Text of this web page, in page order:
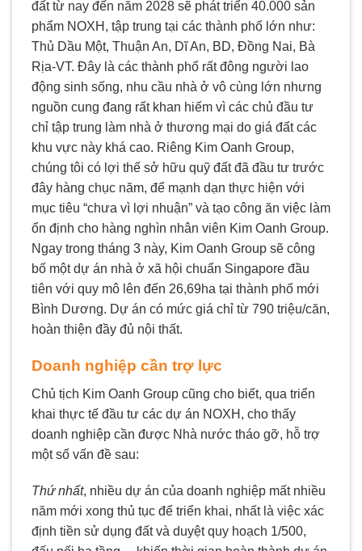
đất từ nay đến năm 2028 sẽ phát triển 40.000 sản
phẩm NOXH, tập trung tại các thành phố lớn như:
Thủ Dầu Một, Thuận An, Dĩ An, BD, Đồng Nai, Bà
Rịa-VT. Đây là các thành phố rất đông người lao
động sinh sống, nhu cầu nhà ở vô cùng lớn nhưng
nguồn cung đang rất khan hiếm vì các chủ đầu tư
chỉ tập trung làm nhà ở thương mại do giá đất các
khu vực này khá cao. Riêng Kim Oanh Group,
chúng tôi có lợi thế sở hữu quỹ đất đã đầu tư trước
đây hàng chục năm, để mạnh dạn thực hiện với
mục tiêu “chưa vì lợi nhuận” và tạo công ăn việc làm
ổn định cho hàng nghìn nhân viên Kim Oanh Group.
Ngay trong tháng 3 này, Kim Oanh Group sẽ công
bố một dự án nhà ở xã hội chuẩn Singapore đầu
tiên với quy mô lên đến 26,69ha tại thành phố mới
Bình Dương. Dự án có mức giá chỉ từ 790 triệu/căn,
hoàn thiện đầy đủ nội thất.
Doanh nghiệp cần trợ lực
Chủ tịch Kim Oanh Group cũng cho biết, qua triển
khai thực tế đầu tư các dự án NOXH, cho thấy
doanh nghiệp cần được Nhà nước tháo gỡ, hỗ trợ
một số vấn đề sau:
Thứ nhất, nhiều dự án của doanh nghiệp mất nhiều
năm mới xong thủ tục để triển khai, nhất là việc xác
định tiền sử dụng đất và duyệt quy hoạch 1/500,